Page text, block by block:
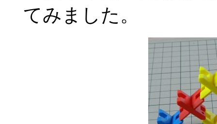
てみました。